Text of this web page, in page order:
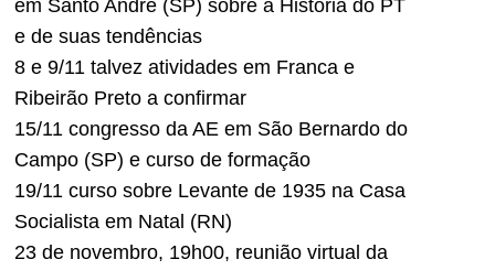
em Santo André (SP) sobre a História do PT
e de suas tendências
8 e 9/11 talvez atividades em Franca e
Ribeirão Preto a confirmar
15/11 congresso da AE em São Bernardo do
Campo (SP) e curso de formação
19/11 curso sobre Levante de 1935 na Casa
Socialista em Natal (RN)
23 de novembro, 19h00, reunião virtual da